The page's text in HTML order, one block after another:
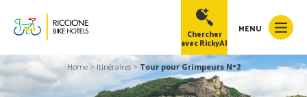
MENU
Chercher
avec RickyAI
Home>Itinéraires> Tour pour Grimpeurs N°2
RickyAI ×